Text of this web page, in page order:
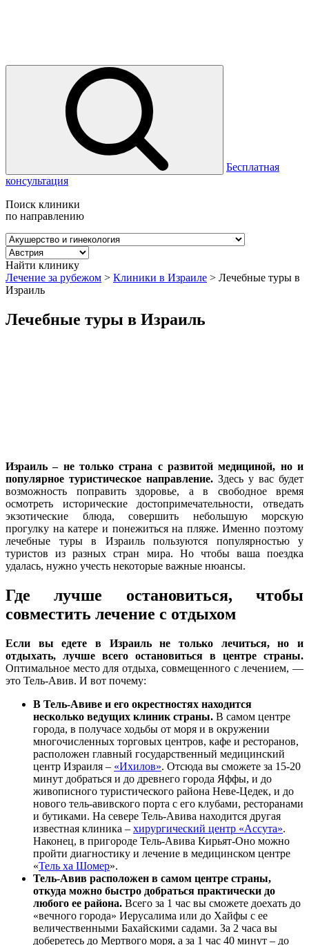
Бесплатная
консультация
Поиск клиники
по направлению
Найти клинику
Лечение за рубежом > Клиники в Израиле > Лечебные туры в
Израиль
Лечебные туры в Израиль
Израиль – не только страна с развитой медициной, но и
популярное туристическое направление. Здесь у вас будет
возможность поправить здоровье, а в свободное время
осмотреть исторические достопримечательности, отведать
экзотические блюда, совершить небольшую морскую
прогулку на катере и понежиться на пляже. Именно поэтому
лечебные туры в Израиль пользуются популярностью у
туристов из разных стран мира. Но чтобы ваша поездка
удалась, нужно учесть некоторые важные нюансы.
Где лучше остановиться, чтобы
совместить лечение с отдыхом
Если вы едете в Израиль не только лечиться, но и
отдыхать, лучше всего остановиться в центре страны.
Оптимальное место для отдыха, совмещенного с лечением, —
это Тель-Авив. И вот почему:
В Тель-Авиве и его окрестностях находится
несколько ведущих клиник страны. В самом центре
города, в получасе ходьбы от моря и в окружении
многочисленных торговых центров, кафе и ресторанов,
расположен главный государственный медицинский
центр Израиля – «Ихилов». Отсюда вы сможете за 15-20
минут добраться и до древнего города Яффы, и до
живописного туристического района Неве-Цедек, и до
нового тель-авивского порта с его клубами, ресторанами
и бутиками. На севере Тель-Авива находится другая
известная клиника – хирургический центр «Ассута».
Наконец, в пригороде Тель-Авива Кирьят-Оно можно
пройти диагностику и лечение в медицинском центре
«Тель ха Шомер».
Тель-Авив расположен в самом центре страны,
откуда можно быстро добраться практически до
любого ее района. Всего за 1 час вы сможете доехать до
«вечного города» Иерусалима или до Хайфы с ее
величественными Бахайскими садами. За 2 часа вы
доберетесь до Мертвого моря, а за 1 час 40 минут – до